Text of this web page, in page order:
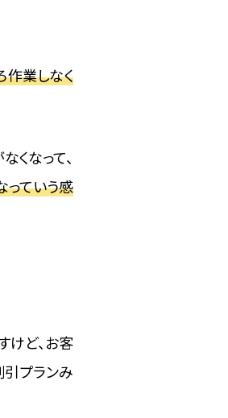
作業しなく
なって、
っていう感
けど、お客
引プランみ